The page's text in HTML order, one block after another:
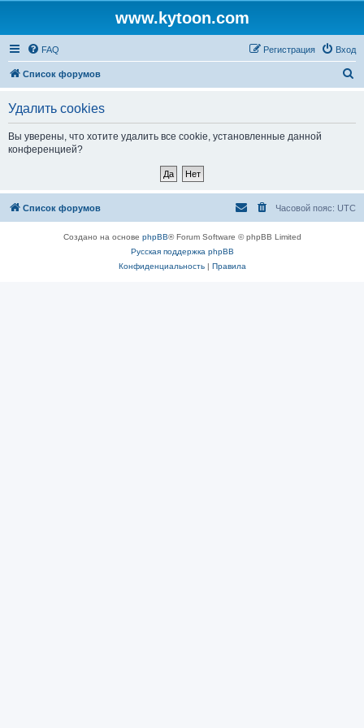
www.kytoon.com
FAQ Вход
Регистрация
Список форумов
Удалить cookies
Вы уверены, что хотите удалить все cookie, установленные данной
конференцией?
Список форумов Часовой пояс: UTC
Создано на основе phpBB® Forum Software © phpBB Limited
Русская поддержка phpBB
Конфиденциальность| Правила